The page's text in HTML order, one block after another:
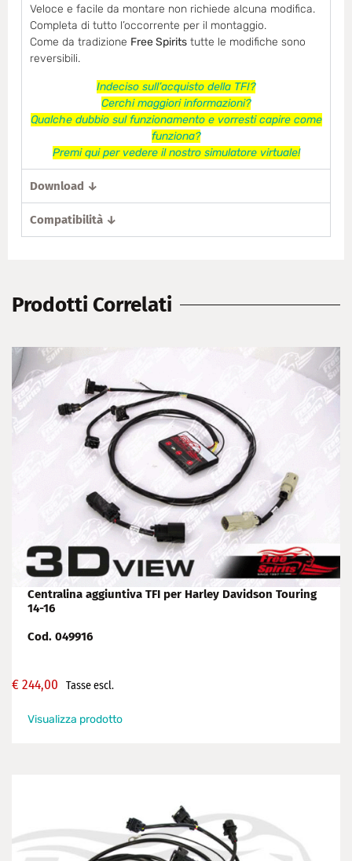
Veloce e facile da montare non richiede alcuna modifica.
Completa di tutto l’occorrente per il montaggio.
Come da tradizione Free Spirits tutte le modifiche sono
reversibili.
Indeciso sull’acquisto della TFI?
Cerchi maggiori informazioni?
Qualche dubbio sul funzionamento e vorresti capire come
funziona?
Premi qui per vedere il nostro simulatore virtuale!
Download ↓
Compatibilità ↓
Prodotti Correlati
Centralina aggiuntiva TFI per Harley Davidson Touring
14-16
Cod. 049916
€244,00 Tasse escl.
Visualizza prodotto